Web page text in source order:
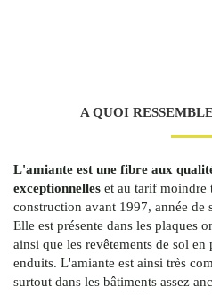
A QUOI
L'amiante est une fibre aux
exceptionnelles et au tarif moindre
construction avant 1997, année de
Elle est présente dans les plaques
ainsi que les revêtements de sol
enduits. L'amiante est ainsi très
surtout dans les bâtiments assez